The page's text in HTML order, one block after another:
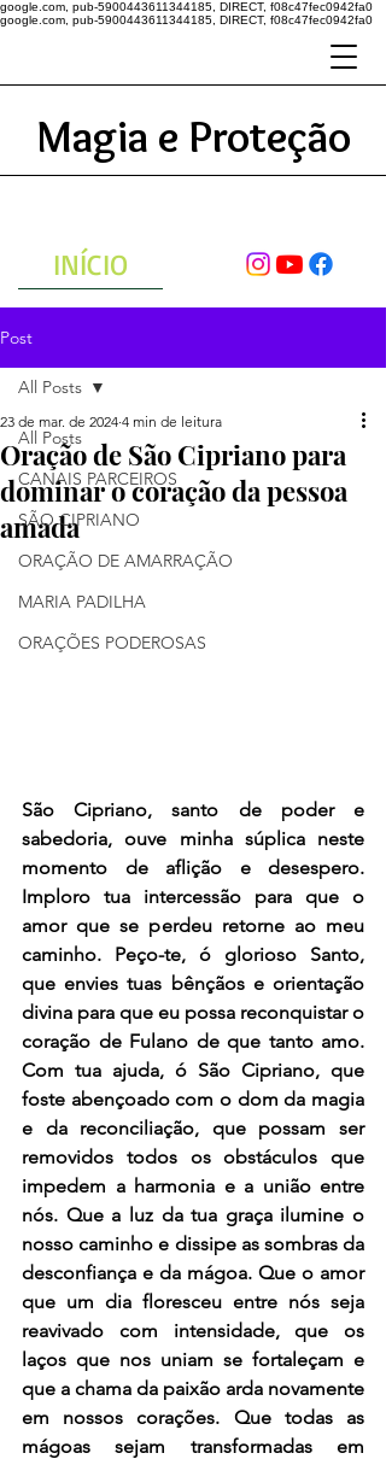
google.com, pub-5900443611344185, DIRECT, f08c47fec0942fa0
google.com, pub-5900443611344185, DIRECT, f08c47fec0942fa0
Magia e Proteção
INÍCIO
Post
All Posts
CANAIS PARCEIROS
SÃO CIPRIANO
ORAÇÃO DE AMARRAÇÃO
MARIA PADILHA
ORAÇÕES PODEROSAS
All Posts
Oração de São Cipriano para
dominar o coração da pessoa
amada
23 de mar. de 2024 4 min de leitura
São Cipriano, santo de poder e
sabedoria, ouve minha súplica neste
momento de aflição e desespero.
Imploro tua intercessão para que o
amor que se perdeu retorne ao meu
caminho. Peço-te, ó glorioso Santo,
que envies tuas bênçãos e orientação
divina para que eu possa reconquistar o
coração de Fulano de que tanto amo.
Com tua ajuda, ó São Cipriano, que
foste abençoado com o dom da magia
e da reconciliação, que possam ser
removidos todos os obstáculos que
impedem a harmonia e a união entre
nós. Que a luz da tua graça ilumine o
nosso caminho e dissipe as sombras da
desconfiança e da mágoa. Que o amor
que um dia floresceu entre nós seja
reavivado com intensidade, que os
laços que nos uniam se fortaleçam e
que a chama da paixão arda novamente
em nossos corações. Que todas as
mágoas sejam transformadas em